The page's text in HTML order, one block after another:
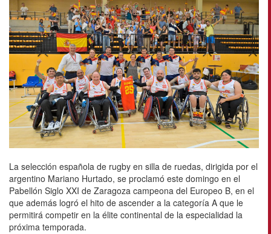
La selección española de rugby en silla de ruedas, dirigida por el
argentino Mariano Hurtado, se proclamó este domingo en el
Pabellón Siglo XXI de Zaragoza campeona del Europeo B, en el
que además logró el hito de ascender a la categoría A que le
permitirá competir en la élite continental de la especialidad la
próxima temporada.